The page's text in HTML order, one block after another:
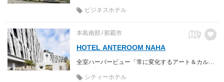
ビジネスホテル
本島南部 那覇市
HOTEL ANTEROOM NAHA
全室ハーバービュー「常に変化するアート＆カルチャーの今」を発信するホテル
シティーホテル